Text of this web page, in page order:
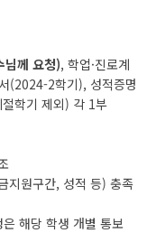
님께 요청), 학업·진로계
(2024-2학기), 성적증명
학기 제외) 각 1부
지원구간, 성적 등) 충족
해당 학생 개별 통보